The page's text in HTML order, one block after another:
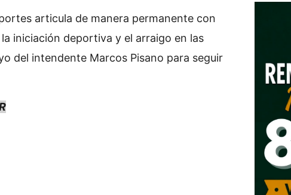
articula de manera permanente con
iniciación deportiva y el arraigo en las
del intendente Marcos Pisano para seguir